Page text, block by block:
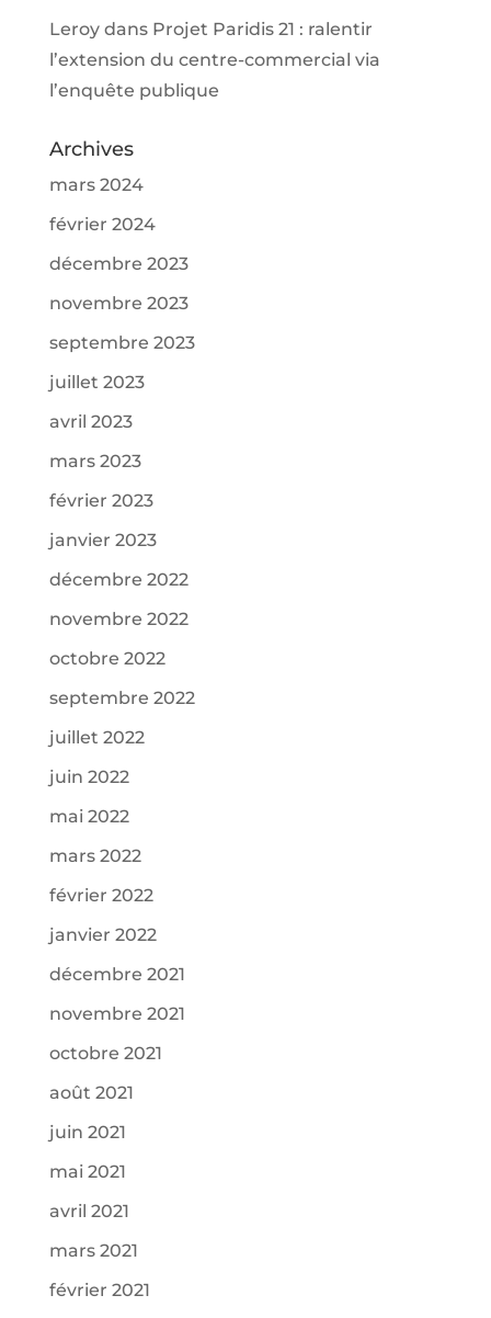
Leroydans Projet Paridis 21 : ralentir
l’extension du centre-commercial via
l’enquête publique
Archives
mars 2024
février 2024
décembre 2023
novembre 2023
septembre 2023
juillet 2023
avril 2023
mars 2023
février 2023
janvier 2023
décembre 2022
novembre 2022
octobre 2022
septembre 2022
juillet 2022
juin 2022
mai 2022
mars 2022
février 2022
janvier 2022
décembre 2021
novembre 2021
octobre 2021
août 2021
juin 2021
mai 2021
avril 2021
mars 2021
février 2021